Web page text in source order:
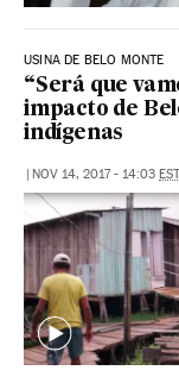
USINA DE BELO MONTE
“Será que
impacto de
indígenas
| NOV 14, 2017 - 14:03 EST